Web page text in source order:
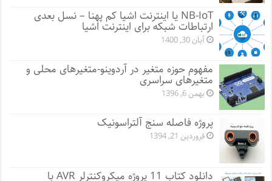
NB-IoT یا اینترنت اشیا کم پهنا – نسل بعدی
ارتباطات شبکه برای اینترنت اشیا
آبان 30, 1400
مفهوم حوزه متغیر در آردوینو-متغیرهای محلی و
متغیرهای سراسری
بهمن 6, 1396
پروژه فاصله سنج آلتراسونیک
فروردین 21, 1394
دانلود کتاب 11 پروژه میکروکنترلر AVR با